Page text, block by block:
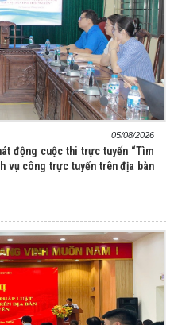
05/08/2026
động cuộc thi trực tuyến “Tìm
vụ công trực tuyến trên địa bàn